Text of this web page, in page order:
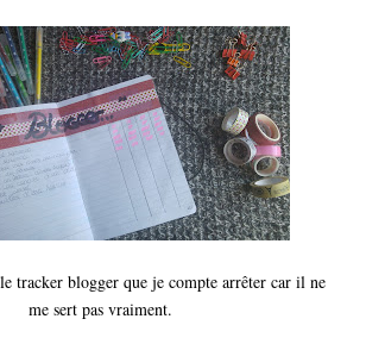
tracker blogger que je compte arrêter car il ne
me sert pas vraiment.